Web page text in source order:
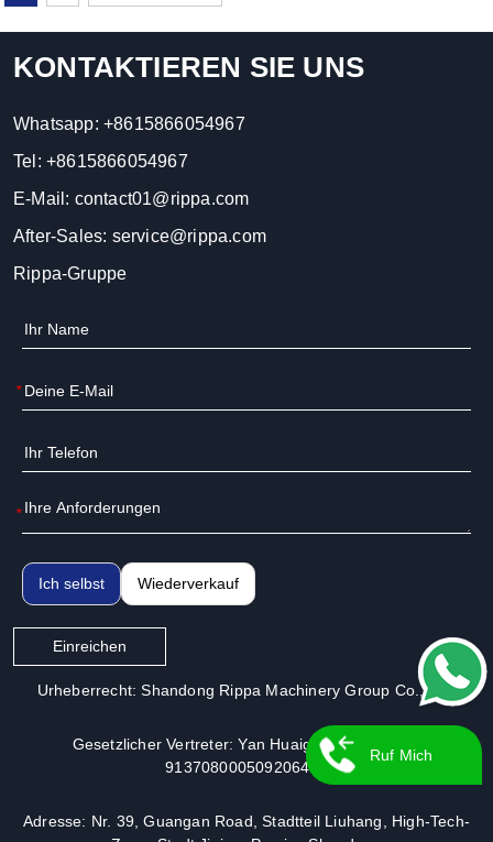
KONTAKTIEREN SIE UNS
Whatsapp: +8615866054967
Tel: +8615866054967
E-Mail: contact01@rippa.com
After-Sales: service@rippa.com
Rippa-Gruppe
*
*
Ich selbst Wiederverkauf
Einreichen
Urheberrecht: Shandong Rippa Machinery Group Co., Ltd.
Gesetzlicher Vertreter: Yan Huaiguo | Lizenz-Nr.:
913708000509206491
Adresse: Nr. 39, Guangan Road, Stadtteil Liuhang, High-Tech-
Ruf Mich
Zurück